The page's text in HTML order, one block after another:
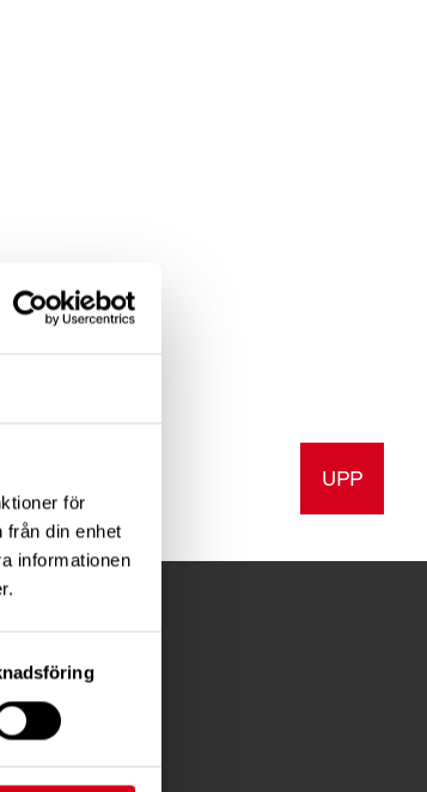
för
från din enhet
informationen
UPP